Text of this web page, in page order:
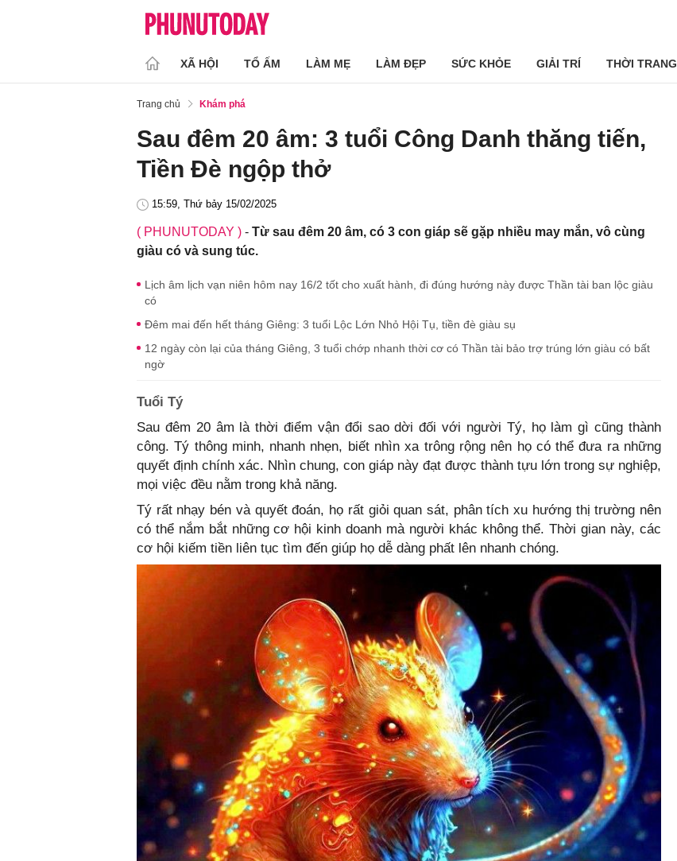
XÃ HỘI TỔ ẤM LÀM MẸ LÀM ĐẸP SỨC KHỎE GIẢI TRÍ THỜI TRANG
Trang chủ Khám phá
Sau đêm 20 âm: 3 tuổi Công Danh thăng tiến,
Tiền Đè ngộp thở
15:59, Thứ bảy 15/02/2025
( PHUNUTODAY ) - Từ sau đêm 20 âm, có 3 con giáp sẽ gặp nhiều may mắn, vô cùng
giàu có và sung túc.
Lịch âm lịch vạn niên hôm nay 16/2 tốt cho xuất hành, đi đúng hướng này được Thần tài ban lộc giàu
có
Đêm mai đến hết tháng Giêng: 3 tuổi Lộc Lớn Nhỏ Hội Tụ, tiền đè giàu sụ
12 ngày còn lại của tháng Giêng, 3 tuổi chớp nhanh thời cơ có Thần tài bảo trợ trúng lớn giàu có bất
ngờ
Tuổi Tý
Sau đêm 20 âm là thời điểm vận đổi sao dời đối với người Tý, họ làm gì cũng thành
công. Tý thông minh, nhanh nhẹn, biết nhìn xa trông rộng nên họ có thể đưa ra những
quyết định chính xác. Nhìn chung, con giáp này đạt được thành tựu lớn trong sự nghiệp,
mọi việc đều nằm trong khả năng.
Tý rất nhạy bén và quyết đoán, họ rất giỏi quan sát, phân tích xu hướng thị trường nên
có thể nắm bắt những cơ hội kinh doanh mà người khác không thể. Thời gian này, các
cơ hội kiếm tiền liên tục tìm đến giúp họ dễ dàng phất lên nhanh chóng.